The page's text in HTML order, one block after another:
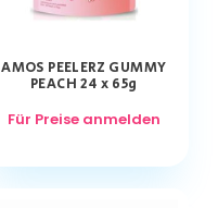
AMOS PEELERZ GUMMY
PEACH 24 x 65g
Für Preise anmelden